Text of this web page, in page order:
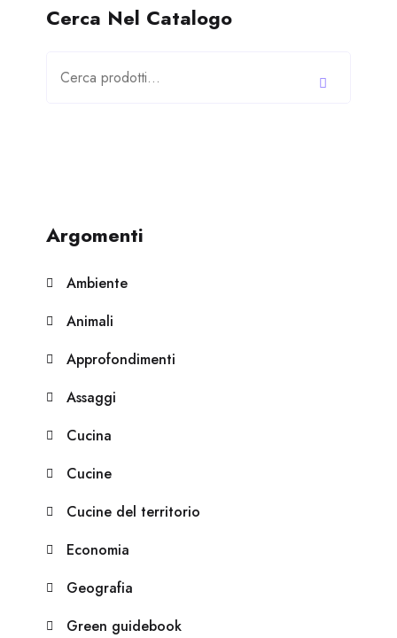
Cerca Nel Catalogo
Argomenti
Ambiente
Animali
Approfondimenti
Assaggi
Cucina
Cucine
Cucine del territorio
Economia
Geografia
Green guidebook